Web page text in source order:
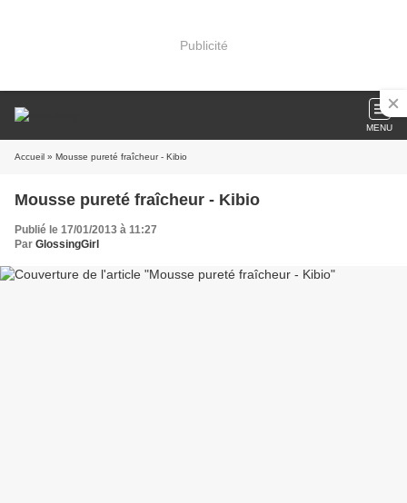
Publicité
MENU
Accueil » Mousse pureté fraîcheur - Kibio
Mousse pureté fraîcheur - Kibio
Publié le 17/01/2013 à 11:27
Par GlossingGirl